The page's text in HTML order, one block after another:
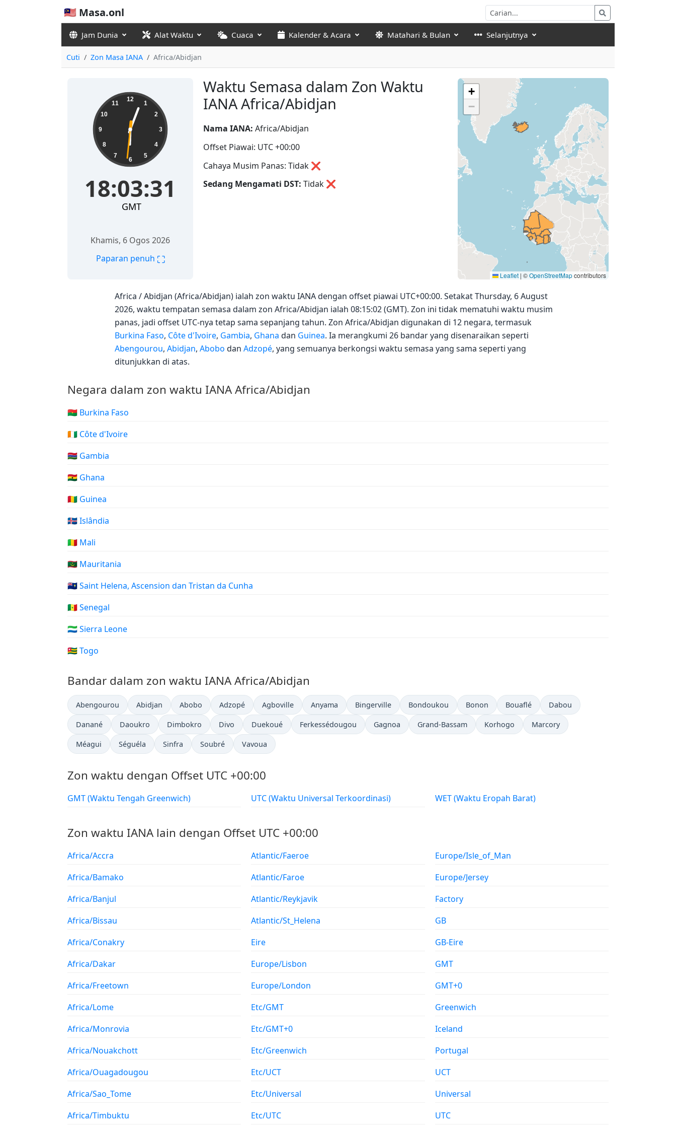
🇲🇾 Masa.onl
Jam Dunia Alat Waktu Cuaca Kalender & Acara Matahari & Bulan Selanjutnya
Cuti Zon Masa IANA Africa/Abidjan
Waktu Semasa dalam Zon Waktu
IANA Africa/Abidjan
18:03:31 12
1
2
3
4
5
6
7
8
9
10
11
18:03:31
GMT
Khamis, 6 Ogos 2026
Paparan penuh ⛶
Nama IANA: Africa/Abidjan
Offset Piawai: UTC +00:00
Cahaya Musim Panas: Tidak ❌
Sedang Mengamati DST: Tidak ❌
+
−
Leaflet | ©OpenStreetMapcontributors
Africa / Abidjan (Africa/Abidjan) ialah zon waktu IANA dengan offset piawai UTC+00:00. Setakat Thursday, 6 August
2026, waktu tempatan semasa dalam zon Africa/Abidjan ialah 08:15:02 (GMT). Zon ini tidak mematuhi waktu musim
panas, jadi offset UTC-nya tetap sama sepanjang tahun. Zon Africa/Abidjan digunakan di 12 negara, termasuk
Burkina Faso, Côte d'Ivoire, Gambia, Ghana dan Guinea. Ia merangkumi 26 bandar yang disenaraikan seperti
Abengourou, Abidjan, Abobo dan Adzopé, yang semuanya berkongsi waktu semasa yang sama seperti yang
ditunjukkan di atas.
Negara dalam zon waktu IANA Africa/Abidjan
🇧🇫 Burkina Faso
🇨🇮 Côte d'Ivoire
🇬🇲 Gambia
🇬🇭 Ghana
🇬🇳 Guinea
🇮🇸 Islândia
🇲🇱 Mali
🇲🇷 Mauritania
🇸🇭 Saint Helena, Ascension dan Tristan da Cunha
🇸🇳 Senegal
🇸🇱 Sierra Leone
🇹🇬 Togo
Bandar dalam zon waktu IANA Africa/Abidjan
Abengourou Abidjan Abobo Adzopé Agboville Anyama Bingerville Bondoukou Bonon Bouaflé Dabou
Danané Daoukro Dimbokro Divo Duekoué Ferkessédougou Gagnoa Grand-Bassam Korhogo Marcory
Méagui Séguéla Sinfra Soubré Vavoua
Zon waktu dengan Offset UTC +00:00
GMT (Waktu Tengah Greenwich) UTC (Waktu Universal Terkoordinasi) WET (Waktu Eropah Barat)
Zon waktu IANA lain dengan Offset UTC +00:00
Africa/Accra
Africa/Bamako
Africa/Banjul
Africa/Bissau
Africa/Conakry
Africa/Dakar
Africa/Freetown
Africa/Lome
Africa/Monrovia
Africa/Nouakchott
Africa/Ouagadougou
Africa/Sao_Tome
Africa/Timbuktu
Atlantic/Faeroe
Atlantic/Faroe
Atlantic/Reykjavik
Atlantic/St_Helena
Eire
Europe/Lisbon
Europe/London
Etc/GMT
Etc/GMT+0
Etc/Greenwich
Etc/UCT
Etc/Universal
Etc/UTC
Europe/Isle_of_Man
Europe/Jersey
Factory
GB
GB-Eire
GMT
GMT+0
Greenwich
Iceland
Portugal
UCT
Universal
UTC